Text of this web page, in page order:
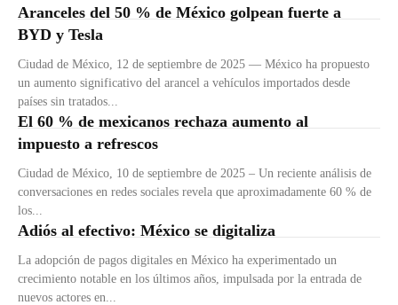
Aranceles del 50 % de México golpean fuerte a
BYD y Tesla
Ciudad de México, 12 de septiembre de 2025 — México ha propuesto
un aumento significativo del arancel a vehículos importados desde
países sin tratados...
El 60 % de mexicanos rechaza aumento al
impuesto a refrescos
Ciudad de México, 10 de septiembre de 2025 – Un reciente análisis de
conversaciones en redes sociales revela que aproximadamente 60 % de
los...
Adiós al efectivo: México se digitaliza
La adopción de pagos digitales en México ha experimentado un
crecimiento notable en los últimos años, impulsada por la entrada de
nuevos actores en...